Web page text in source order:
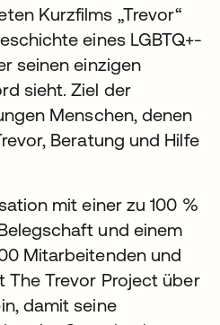
Kurzfilms „Trevor“
eines LGBTQ+-
seinen einzigen
sieht. Ziel der
Menschen, denen
Beratung und Hilfe
mit einer zu 100 %
und einem
Mitarbeitenden und
The Trevor Project über
damit seine